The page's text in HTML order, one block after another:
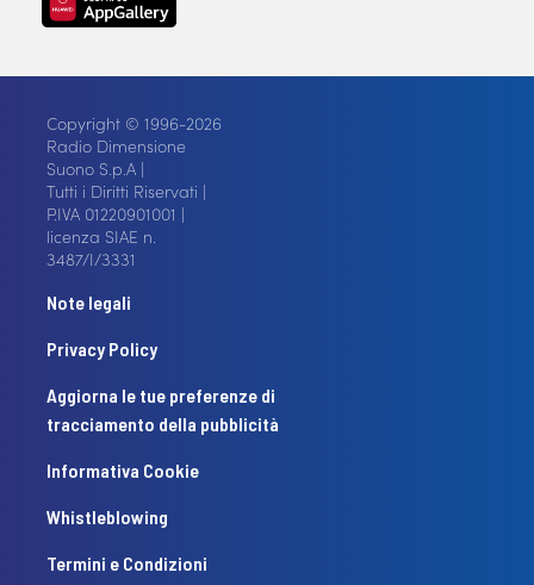
Copyright © 1996-2026
Radio Dimensione
Suono S.p.A |
Tutti i Diritti Riservati |
P.IVA 01220901001 |
licenza SIAE n.
3487/I/3331
Note legali
Privacy Policy
Aggiorna le tue preferenze di
tracciamento della pubblicità
Informativa Cookie
Whistleblowing
Termini e Condizioni